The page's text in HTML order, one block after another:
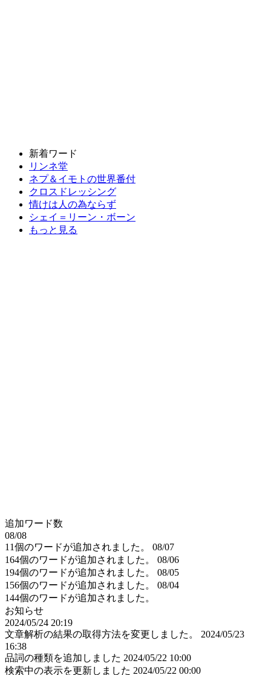
新着ワード
リンネ堂
ネプ＆イモトの世界番付
クロスドレッシング
情けは人の為ならず
シェイ＝リーン・ボーン
もっと見る
追加ワード数
08/08
11個のワードが追加されました。
08/07
164個のワードが追加されました。
08/06
194個のワードが追加されました。
08/05
156個のワードが追加されました。
08/04
144個のワードが追加されました。
お知らせ
2024/05/24 20:19
文章解析の結果の取得方法を変更しました。
2024/05/23
16:38
品詞の種類を追加しました 2024/05/22 10:00
検索中の表示を更新しました 2024/05/22 00:00